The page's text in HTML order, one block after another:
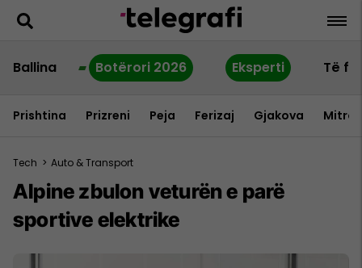
Ballina Botërori 2026 Eksperti Të
Prishtina Prizreni Peja Ferizaj Gjakova
Tech > Auto & Transport
Alpine zbulon veturën e parë
sportive elektrike